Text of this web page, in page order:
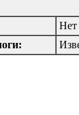
Нет